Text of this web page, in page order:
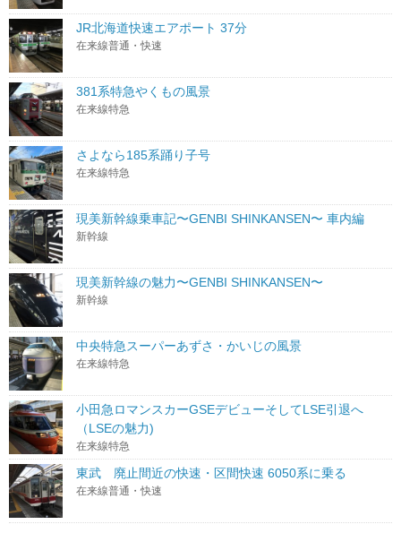
JR北海道快速エアポート 37分
在来線普通・快速
381系特急やくもの風景
在来線特急
さよなら185系踊り子号
在来線特急
現美新幹線乗車記〜GENBI SHINKANSEN〜 車内編
新幹線
現美新幹線の魅力〜GENBI SHINKANSEN〜
新幹線
中央特急スーパーあずさ・かいじの風景
在来線特急
小田急ロマンスカーGSEデビューそしてLSE引退へ
（LSEの魅力)
在来線特急
東武 廃止間近の快速・区間快速 6050系に乗る
在来線普通・快速